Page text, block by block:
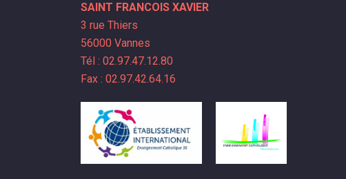
SAINT FRANCOIS XAVIER
3 rue Thiers
56000 Vannes
Tél : 02.97.47.12.80
Fax : 02.97.42.64.16